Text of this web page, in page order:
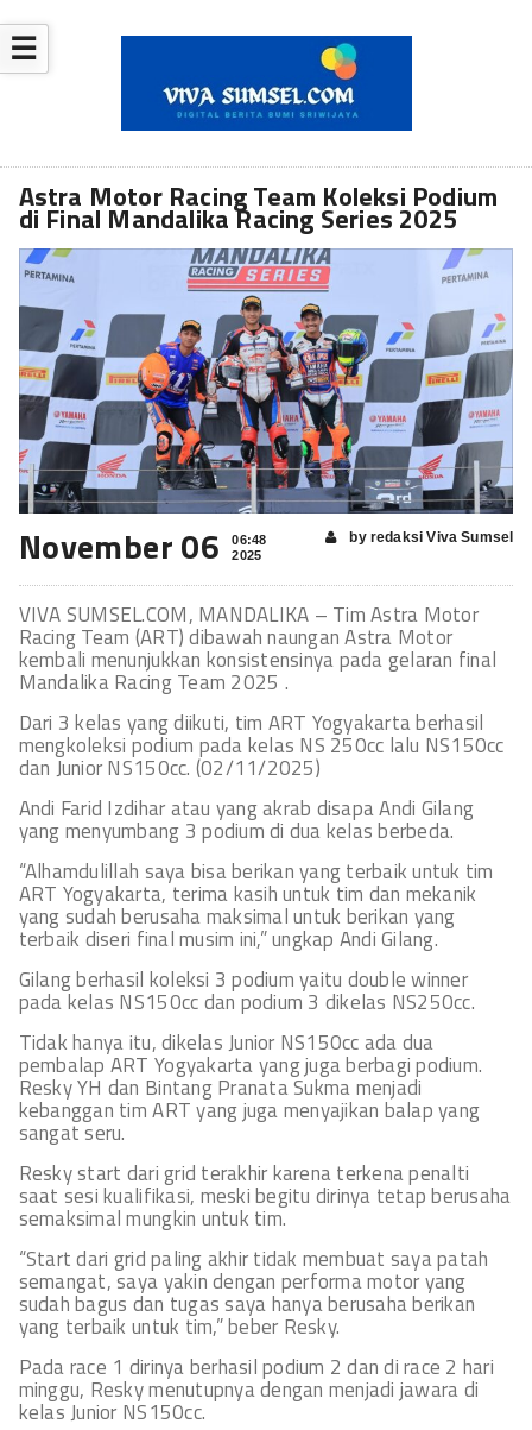
☰
Astra Motor Racing Team Koleksi Podium
di Final Mandalika Racing Series 2025
November 06
06:48
2025
by redaksi Viva Sumsel
VIVA SUMSEL.COM, MANDALIKA – Tim Astra Motor
Racing Team (ART) dibawah naungan Astra Motor
kembali menunjukkan konsistensinya pada gelaran final
Mandalika Racing Team 2025 .
Dari 3 kelas yang diikuti, tim ART Yogyakarta berhasil
mengkoleksi podium pada kelas NS 250cc lalu NS150cc
dan Junior NS150cc. (02/11/2025)
Andi Farid Izdihar atau yang akrab disapa Andi Gilang
yang menyumbang 3 podium di dua kelas berbeda.
“Alhamdulillah saya bisa berikan yang terbaik untuk tim
ART Yogyakarta, terima kasih untuk tim dan mekanik
yang sudah berusaha maksimal untuk berikan yang
terbaik diseri final musim ini,” ungkap Andi Gilang.
Gilang berhasil koleksi 3 podium yaitu double winner
pada kelas NS150cc dan podium 3 dikelas NS250cc.
Tidak hanya itu, dikelas Junior NS150cc ada dua
pembalap ART Yogyakarta yang juga berbagi podium.
Resky YH dan Bintang Pranata Sukma menjadi
kebanggan tim ART yang juga menyajikan balap yang
sangat seru.
Resky start dari grid terakhir karena terkena penalti
saat sesi kualifikasi, meski begitu dirinya tetap berusaha
semaksimal mungkin untuk tim.
“Start dari grid paling akhir tidak membuat saya patah
semangat, saya yakin dengan performa motor yang
sudah bagus dan tugas saya hanya berusaha berikan
yang terbaik untuk tim,” beber Resky.
Pada race 1 dirinya berhasil podium 2 dan di race 2 hari
minggu, Resky menutupnya dengan menjadi jawara di
kelas Junior NS150cc.